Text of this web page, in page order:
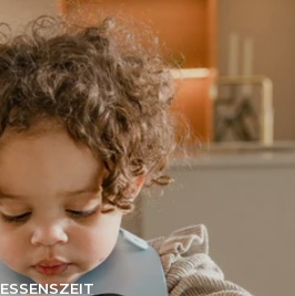
ESSENSZEIT